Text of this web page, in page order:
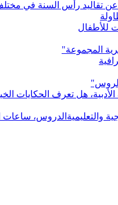
تقاليد رأس السنة في
للأطفال
المجموعة"
هل تعرف الحكايات
والتعليمية الدروس، ساعات